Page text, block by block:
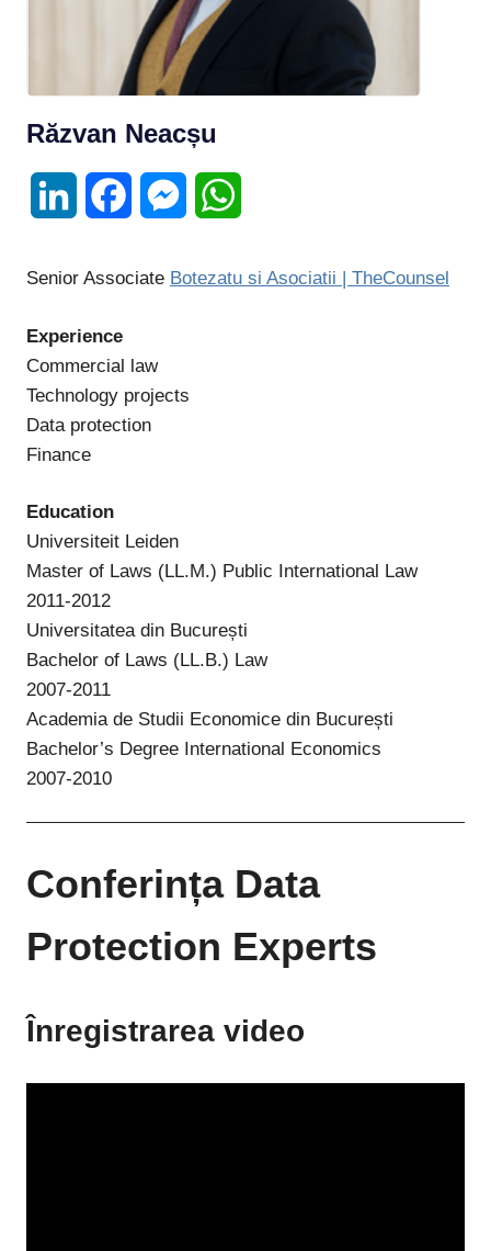
Răzvan Neacșu
LinkedIn FacebookMessenger
Senior Associate Botezatu si Asociatii | TheCounsel
Experience
Commercial law
Technology projects
Data protection
Finance
Education
Universiteit Leiden
Master of Laws (LL.M.) Public International Law
2011-2012
Universitatea din București
Bachelor of Laws (LL.B.) Law
2007-2011
Academia de Studii Economice din București
Bachelor’s Degree International Economics
2007-2010
Conferința Data
Protection Experts
Înregistrarea video